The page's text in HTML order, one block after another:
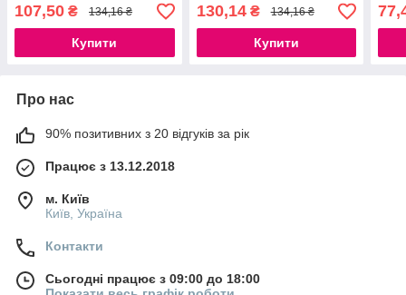
107,50 ₴ 134,16 ₴
Купити
130,14₴ 134,16 ₴
Купити
Про нас
90% позитивних з 20 відгуків за рік
Працює з 13.12.2018
м. Київ
Київ, Україна
Контакти
Сьогодні працює з 09:00 до 18:00